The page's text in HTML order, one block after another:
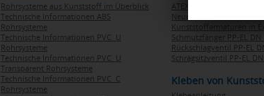
Rohrsysteme aus Kunststoff im Überblick
Technische Informationen ABS
Rohrsysteme
Technische Informationen PVC U
Rohrsysteme
Technische Informationen PVC U
Transparent Rohrsysteme
Technische Informationen PVC C
Rohrsysteme
ATEX-Leitlinien allgemein
Neue EU Richtlinie 2014/
Kunststoffarmaturen in
Schmutzfänger PP-EL DN
Rückschlagventil PP-EL
Schrägsitzventil PP-EL
Kleben von